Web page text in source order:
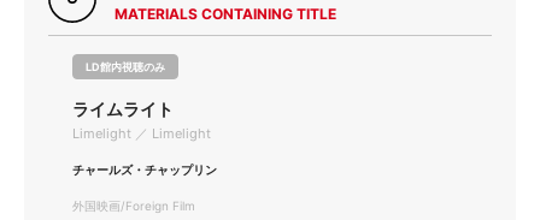
MATERIALS CONTAINING TITLE
LD館内視聴のみ
ライムライト
Limelight ／ Limelight
チャールズ・チャップリン
外国映画/Foreign Film